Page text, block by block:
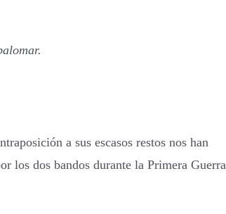
a sus escasos restos nos han
los dos bandos durante la Primera Guerra